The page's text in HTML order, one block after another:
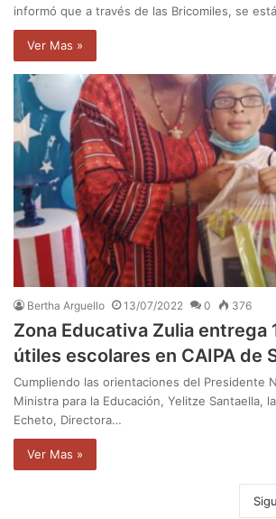
informó que a través de las Bricomiles, se
Ver Mas »
Bertha Arguello 13/07/2022 0 376
Zona Educativa Zulia entrega
útiles escolares en CAIPA de
Cumpliendo las orientaciones del Presidente
Ministra para la Educación, Yelitze Santaella,
Echeto, Directora…
Ver Mas »